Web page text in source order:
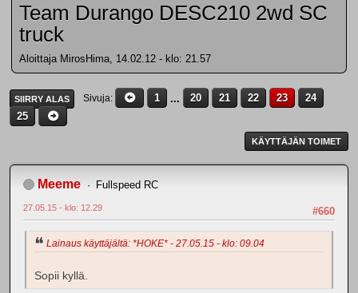
Team Durango DESC210 2wd SC
truck
Aloittaja MirosHima, 14.02.12 - klo: 21.57
SIIRRY ALAS Sivuja 1 ... 20 21 22 23
24
25
KÄYTTÄJÄN TOIMET
Meeme Fullspeed RC
#660
27.05.15 - klo: 12.29
Lainaus käyttäjältä: *HOKE* - 27.05.15 - klo: 09.04
Sopii kyllä.